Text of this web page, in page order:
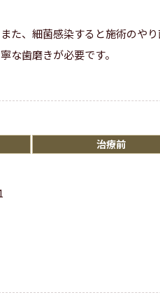
た、細菌感染すると施術のや
な歯磨きが必要です。
治療前